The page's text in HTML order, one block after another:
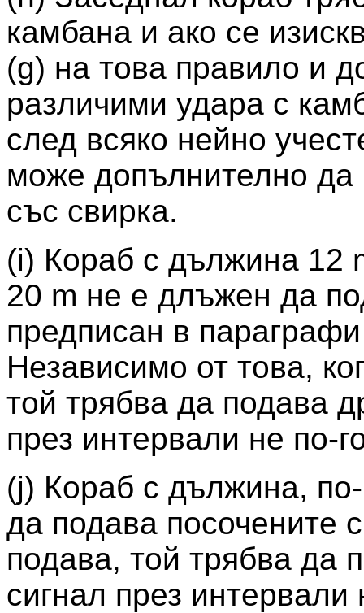
камбана и ако се
(g) на това правило и
различими удара с
след всяко нейно
може допълнително да
със свирка.
(i) Кораб с дължина 12
20 m не е длъжен да
предписан в
Независимо от това,
той трябва да подава
през интервали не по-
(j) Кораб с дължина,
да подава посочените
подава, той трябва да
сигнал през